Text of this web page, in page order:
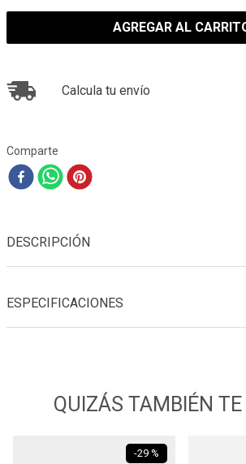
AGREGAR AL
Calcula tu envío
Comparte
DESCRIPCIÓN
ESPECIFICACIONES
QUIZÁS TAMBIÉN
-29 %